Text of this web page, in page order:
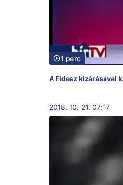
1 perc
A Fidesz kizárásával
2018. 10. 21. 07:17